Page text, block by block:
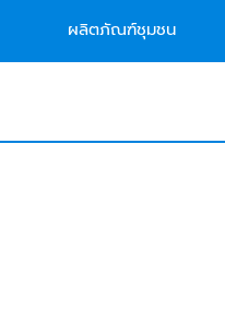
ผลิตภัณฑ์ชุมชน